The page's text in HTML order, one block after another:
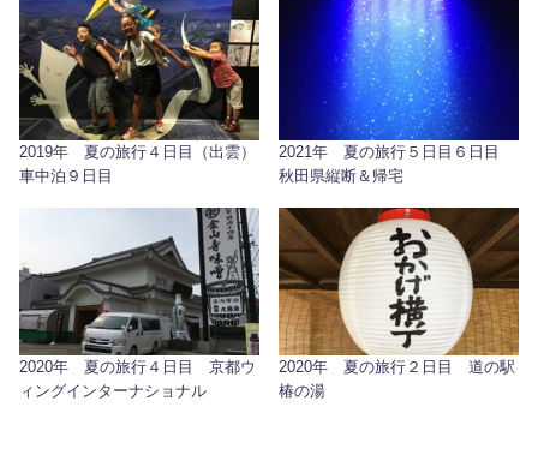
2019年 夏の旅行４日目（出雲）
車中泊９日目
2021年 夏の旅行５日目６日目
秋田県縦断＆帰宅
2020年 夏の旅行４日目 京都ウ
ィングインターナショナル
2020年 夏の旅行２日目 道の駅
椿の湯